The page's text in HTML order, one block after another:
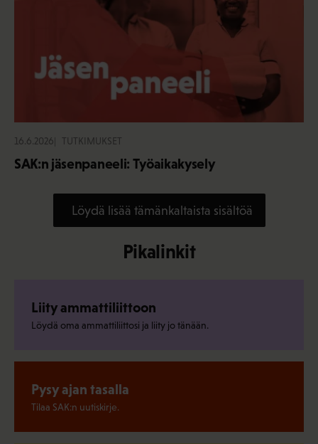
16.6.2026 TUTKIMUKSET
SAK:n jäsenpaneeli: Työaikakysely
Löydä lisää tämänkaltaista sisältöä
Pikalinkit
Liity ammattiliittoon
Löydä oma ammattiliittosi ja liity jo tänään.
Pysy ajan tasalla
Tilaa SAK:n uutiskirje.